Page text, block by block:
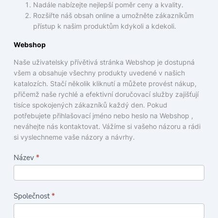
Nadále nabízejte nejlepší poměr ceny a kvality.
Rozšiřte náš obsah online a umožněte zákazníkům
přístup k našim produktům kdykoli a kdekoli.
Webshop
Naše uživatelsky přívětivá stránka Webshop je dostupná
všem a obsahuje všechny produkty uvedené v našich
katalozích. Stačí několik kliknutí a můžete provést nákup,
přičemž naše rychlé a efektivní doručovací služby zajišťují
tisíce spokojených zákazníků každý den. Pokud
potřebujete přihlašovací jméno nebo heslo na Webshop ,
neváhejte nás kontaktovat. Vážíme si vašeho názoru a rádi
si vyslechneme vaše názory a návrhy.
K
t
Název *
Společnost*